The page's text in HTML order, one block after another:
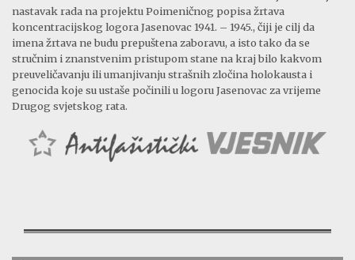
nastavak rada na projektu Poimeničnog popisa žrtava
koncentracijskog logora Jasenovac 1941. – 1945., čiji je cilj da
imena žrtava ne budu prepuštena zaboravu, a isto tako da se
stručnim i znanstvenim pristupom stane na kraj bilo kakvom
preuveličavanju ili umanjivanju strašnih zločina holokausta i
genocida koje su ustaše počinili u logoru Jasenovac za vrijeme
Drugog svjetskog rata.